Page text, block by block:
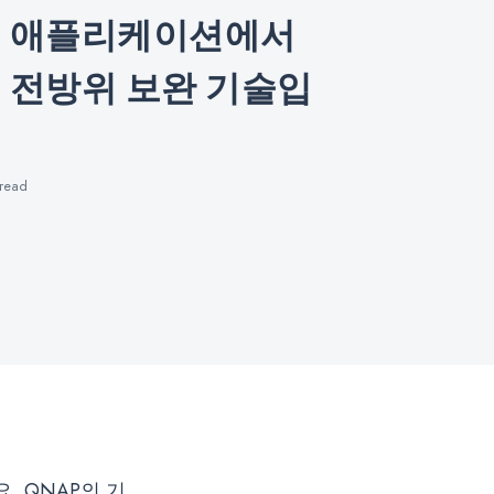
플리케이션에서
방위 보완 기술입